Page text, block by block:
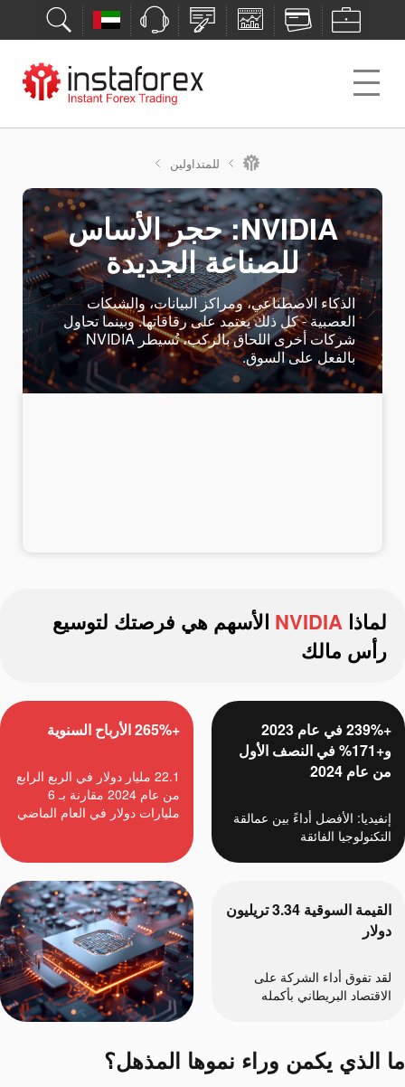
للمتداولين
NVIDIA: حجر الأساس
للصناعة الجديدة
الذكاء الاصطناعي، ومراكز البيانات، والشبكات
العصبية - كل ذلك يعتمد على رقاقاتها. وبينما تحاول
شركات أخرى اللحاق بالركب، تُسيطر NVIDIA
بالفعل على السوق.
لماذا NVIDIA الأسهم هي فرصتك لتوسيع
رأس مالك
+239% في عام 2023
و+171% في النصف الأول
من عام 2024
إنفيديا: الأفضل أداءً بين عمالقة
التكنولوجيا الفائقة
+265% الأرباح السنوية
22.1 مليار دولار في الربع الرابع
من عام 2024 مقارنة بـ 6
مليارات دولار في العام الماضي
القيمة السوقية 3.34 تريليون
دولار
لقد تفوق أداء الشركة على
الاقتصاد البريطاني بأكمله
ما الذي يكمن وراء نموها المذهل؟